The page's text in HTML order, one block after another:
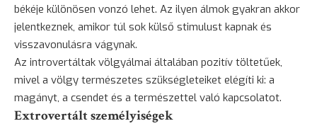
békéje különösen vonzó lehet. Az ilyen álmok gyakran akkor
jelentkeznek, amikor túl sok külső stimulust kapnak és
visszavonulásra vágynak.
Az introvertáltak völgyálmai általában pozitív töltetűek,
mivel a völgy természetes szükségleteiket elégíti ki: a
magányt, a csendet és a természettel való kapcsolatot.
Extrovertált személyiségek